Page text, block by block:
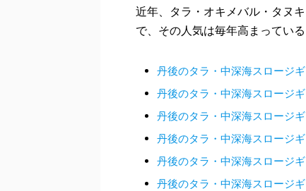
近年、タラ・オキメバル・タヌ
で、その人気は毎年高まってい
丹後のタラ・中深海スロージ
丹後のタラ・中深海スロージ
丹後のタラ・中深海スロージ
丹後のタラ・中深海スロージ
丹後のタラ・中深海スロージ
丹後のタラ・中深海スロージ